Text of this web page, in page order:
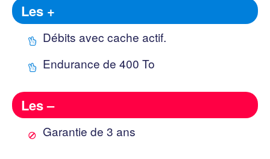
Les +
Débits avec cache actif.
Endurance de 400 To
Les –
Garantie de 3 ans